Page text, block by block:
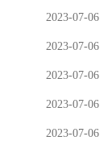
2023-07-06
2023-07-06
2023-07-06
2023-07-06
2023-07-06